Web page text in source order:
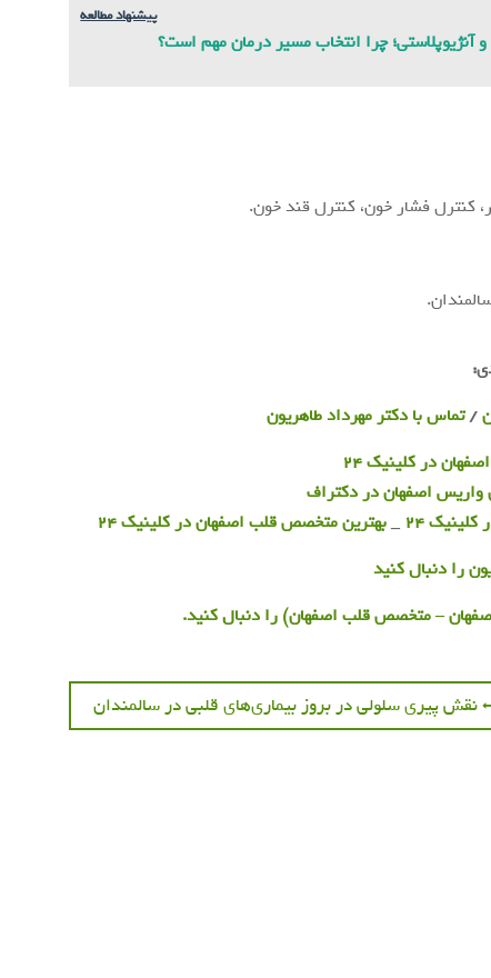
پیشنهاد مطالعه
چرا انتخاب مسیر درمان مهم است؟
کنترل فشار خون، کنترل قند خون.
/تماس با دکتر مهرداد طاهریون
در کلینیک 24
واریس اصفهان در دکتراف
24
_بهترین متخصص قلب اصفهان در کلینیک 24
را دنبال کنید
– متخصص قلب اصفهان) را دنبال کنید.
Previous
post:
نقش پیری سلولی در بروز بیماری‌های قلبی در سالمندان